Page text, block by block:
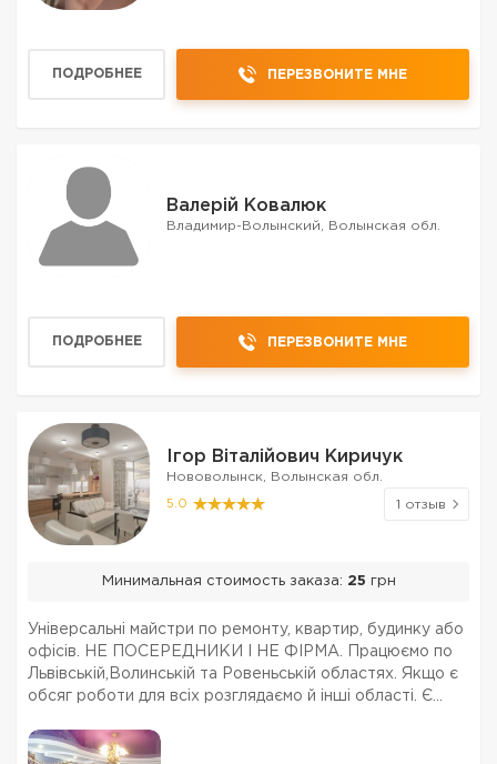
ПОДРОБНЕЕ ПЕРЕЗВОНИТЕ МНЕ
Валерій Ковалюк
Владимир-Волынский, Волынская обл.
ПОДРОБНЕЕ ПЕРЕЗВОНИТЕ МНЕ
Ігор Віталійович Киричук
Нововолынск, Волынская обл.
5.0 1 отзыв
Минимальная стоимость заказа: 25 грн
Універсальні майстри по ремонту, квартир, будинку або
офісів. НЕ ПОСЕРЕДНИКИ І НЕ ФІРМА. Працюємо по
Львівській,Волинській та Ровеньській областях. Якщо є
обсяг роботи для всіх розглядаємо й інші області. Є
для ремонту. Виконуємо весь комплекс ро...